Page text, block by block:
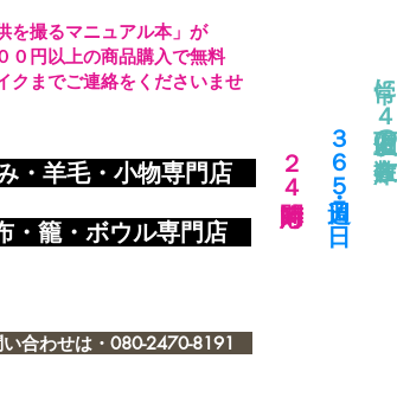
・羊毛・小物専門店
・籠・ボウル専門店
合わせは・080-2470-8191
​２４時間対応 ​３６５日・週７日
常に４万個以上の在庫数
を撮るマニュアル本」が
０円以上の商品購入で無料
クまでご連絡をくださいませ